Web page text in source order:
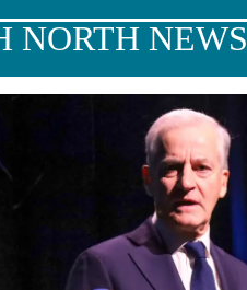
NORTH NEWS